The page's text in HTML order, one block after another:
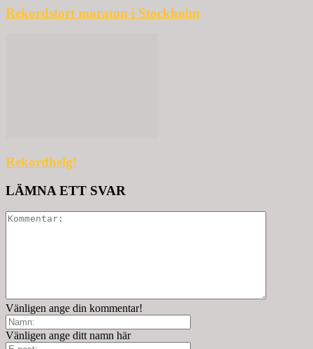
Rekordstort maraton i Stockholm
Rekordhelg!
LÄMNA ETT SVAR
Vänligen ange din kommentar!
Vänligen ange ditt namn här